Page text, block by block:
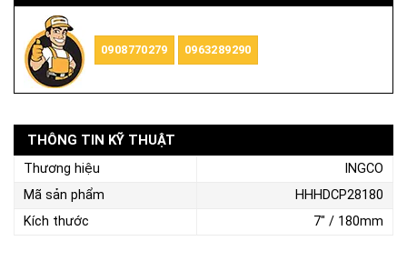
0908770279 0963289290
THÔNG TIN KỸ THUẬT
Thương hiệu
INGCO
Mã sản phẩm
HHHDCP28180
Kích thước
7" / 180mm